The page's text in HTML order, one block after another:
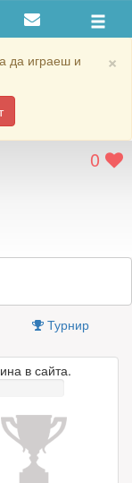
×
да играеш и
0
Турнир
в сайта.